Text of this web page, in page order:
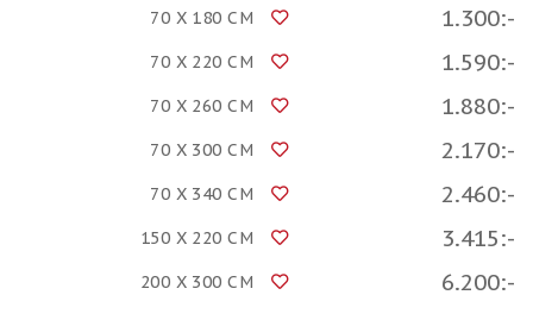
70 X 180 CM 1.300:-
70 X 220 CM 1.590:-
70 X 260 CM 1.880:-
70 X 300 CM 2.170:-
70 X 340 CM 2.460:-
150 X 220 CM 3.415:-
200 X 300 CM 6.200:-